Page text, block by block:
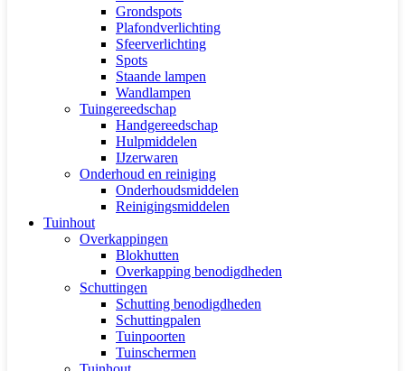
Grondspots
Plafondverlichting
Sfeerverlichting
Spots
Staande lampen
Wandlampen
Tuingereedschap
Handgereedschap
Hulpmiddelen
IJzerwaren
Onderhoud en reiniging
Onderhoudsmiddelen
Reinigingsmiddelen
Tuinhout
Overkappingen
Blokhutten
Overkapping benodigdheden
Schuttingen
Schutting benodigdheden
Schuttingpalen
Tuinpoorten
Tuinschermen